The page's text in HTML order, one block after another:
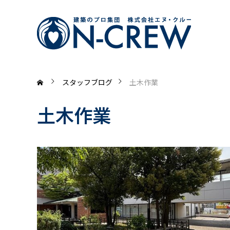
スタッフブログ 土木作業
土木作業